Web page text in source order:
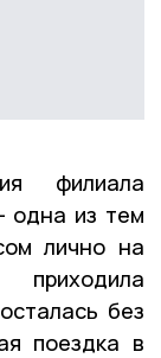
филиала
из тем
лично на
без
поездка в